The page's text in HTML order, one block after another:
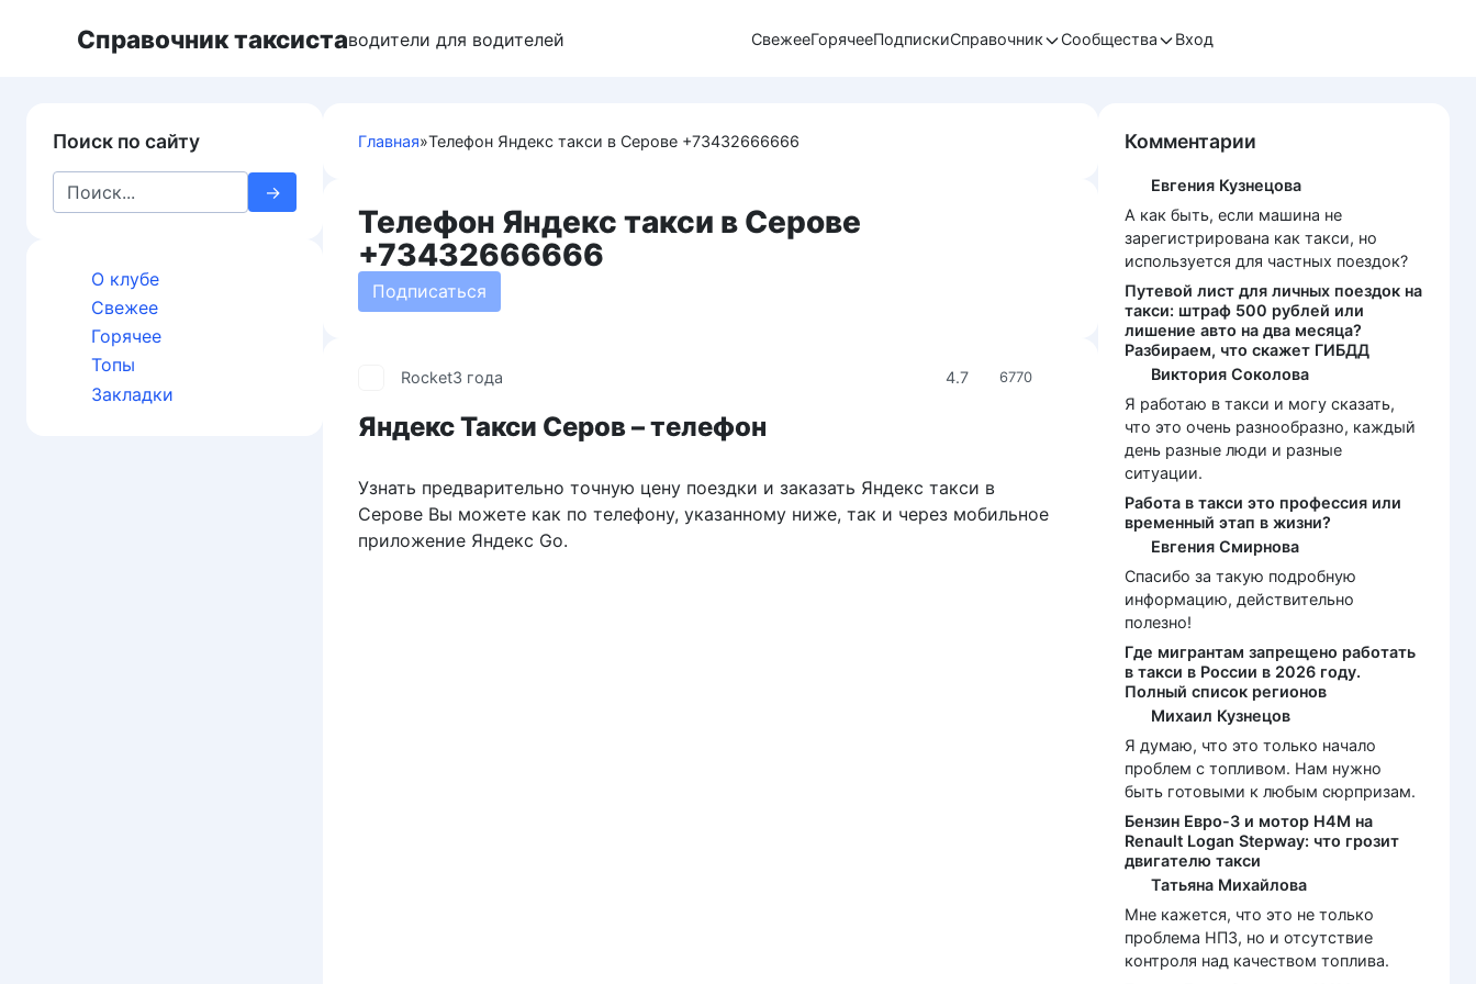
Справочник таксиставодители для водителей СвежееГорячееПодпискиСправочник Сообщества Вход
Главная»Телефон Яндекс такси в Серове +73432666666
Телефон Яндекс такси в Серове
+73432666666
Подписаться
6770
4.7
Rocket3 года
Яндекс Такси Серов – телефон
Узнать предварительно точную цену поездки и заказать Яндекс такси в
Серове Вы можете как по телефону, указанному ниже, так и через мобильное
приложение Яндекс Go.
Поиск по сайту
Search
for:
О клубе
Свежее
Горячее
Топы
Закладки
Комментарии
Евгения Кузнецова
А как быть, если машина не
зарегистрирована как такси, но
используется для частных поездок?
Путевой лист для личных поездок на
такси: штраф 500 рублей или
лишение авто на два месяца?
Разбираем, что скажет ГИБДД
Виктория Соколова
Я работаю в такси и могу сказать,
что это очень разнообразно, каждый
день разные люди и разные
ситуации.
Работа в такси это профессия или
временный этап в жизни?
Евгения Смирнова
Спасибо за такую подробную
информацию, действительно
полезно!
Где мигрантам запрещено работать
в такси в России в 2026 году.
Полный список регионов
Михаил Кузнецов
Я думаю, что это только начало
проблем с топливом. Нам нужно
быть готовыми к любым сюрпризам.
Бензин Евро-3 и мотор H4M на
Renault Logan Stepway: что грозит
двигателю такси
Татьяна Михайлова
Мне кажется, что это не только
проблема НПЗ, но и отсутствие
контроля над качеством топлива.